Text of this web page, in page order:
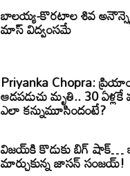
బాలయ్య-కొరటాల శివ
మాస్ విద్వంసమే
Priyanka Chopra:
ఆడపడుచు మృతి.. 30
ఎలా కన్నుమూసిందంటే?
విజయ్‌కి కొడుకు బిగ్ షాక్…
మార్చుకున్న జాసన్ సంజయ్!